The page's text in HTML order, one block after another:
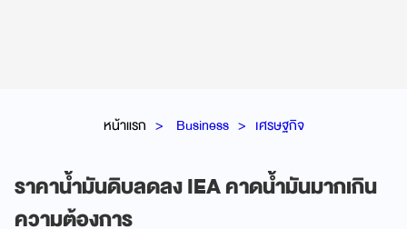
หน้าแรก Business เศรษฐกิจ
ราคาน้ำมันดิบลดลง IEA คาดน้ำมันมากเกิน
ความต้องการ